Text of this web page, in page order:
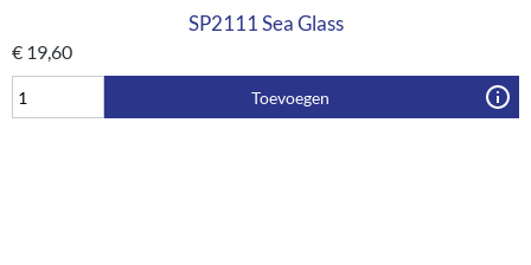
SP2111 Sea Glass
€ 19,60
Toevoegen